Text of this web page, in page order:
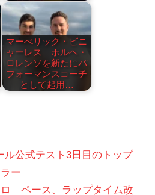
マーべリック・ビニ
ャーレス ホルヘ・
ロレンソを新たにパ
フォーマンスコーチ
として起用…
公式テスト3日目のトップ
ー
「ペース、ラップタイム改